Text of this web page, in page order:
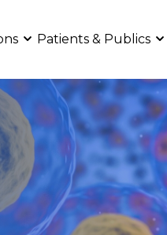
Patients & Publics